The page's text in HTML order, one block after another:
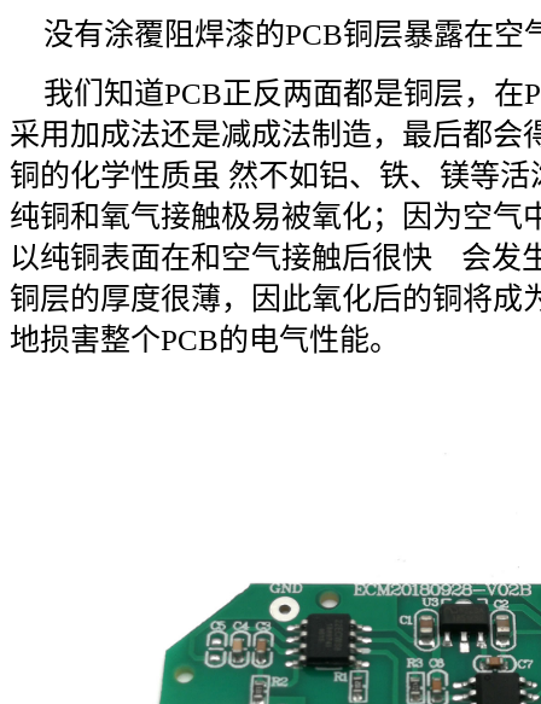
没有涂覆阻焊漆的PCB铜层暴露在空
我们知道PCB正反两面都是铜层，在
采用加成法还是减成法制造，最后都会
铜的化学性质虽 然不如铝、铁、镁等
纯铜和氧气接触极易被氧化；因为空气
以纯铜表面在和空气接触后很快 会发
铜层的厚度很薄，因此氧化后的铜将成
地损害整个PCB的电气性能。